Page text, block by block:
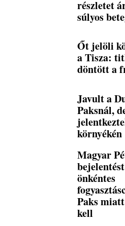
részletet
súlyos
Őt jelöli
a Tisza:
döntött a
Javult a
Paksnál,
környékén
Magyar
önkéntes
Paks
kell